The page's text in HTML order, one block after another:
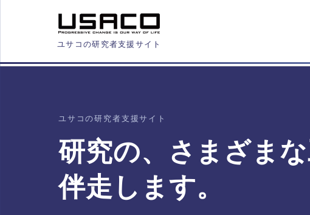
ユサコの研究者支援サイト
ユサコの研究者支援サイト
研究の、さまざま
伴走します。